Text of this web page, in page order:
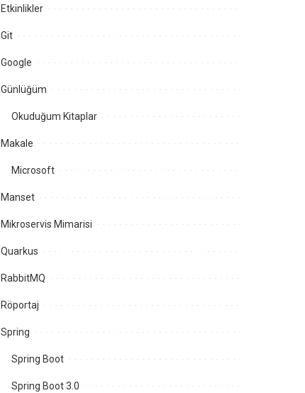
Etkinlikler
Git
Google
Günlüğüm
Okuduğum Kitaplar
Makale
Microsoft
Manset
Mikroservis Mimarisi
Quarkus
RabbitMQ
Röportaj
Spring
Spring Boot
Spring Boot 3.0